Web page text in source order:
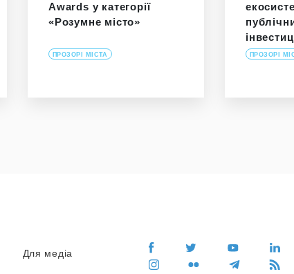
Awards у категорії
«Розумне місто»
ПРОЗОРІ МІСТА ПРОЗОРІ
Для медіа